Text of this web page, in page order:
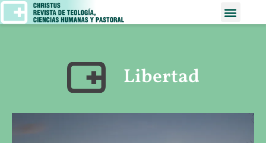
Libertad